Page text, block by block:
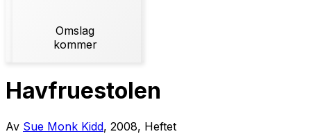
Omslag
kommer
Havfruestolen
Av Sue Monk Kidd, 2008, Heftet